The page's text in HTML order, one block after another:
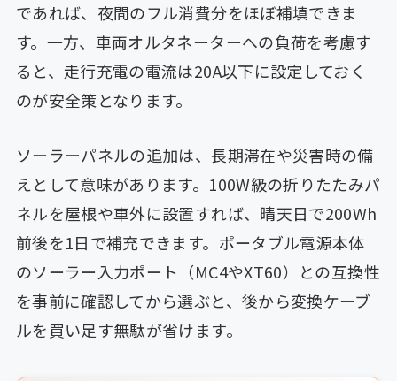
であれば、夜間のフル消費分をほぼ補填できま
す。一方、車両オルタネーターへの負荷を考慮す
ると、走行充電の電流は20A以下に設定しておく
のが安全策となります。
ソーラーパネルの追加は、長期滞在や災害時の備
えとして意味があります。100W級の折りたたみパ
ネルを屋根や車外に設置すれば、晴天日で200Wh
前後を1日で補充できます。ポータブル電源本体
のソーラー入力ポート（MC4やXT60）との互換性
を事前に確認してから選ぶと、後から変換ケーブ
ルを買い足す無駄が省けます。